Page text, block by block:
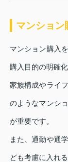
マンション
マンション購入
購入目的の明確化
家族構成やライ
のようなマンシ
が重要です。
また、通勤や通
ども考慮に入れ